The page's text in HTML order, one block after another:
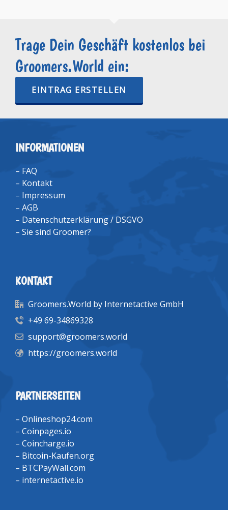
Trage Dein Geschäft kostenlos bei
Groomers.World ein:
EINTRAG ERSTELLEN
INFORMATIONEN
– FAQ
– Kontakt
– Impressum
– AGB
– Datenschutzerklärung / DSGVO
– Sie sind Groomer?
KONTAKT
Groomers.World by Internetactive GmbH
+49 69-34869328
support@groomers.world
https://groomers.world
PARTNERSEITEN
– Onlineshop24.com
– Coinpages.io
– Coincharge.io
– Bitcoin-Kaufen.org
– BTCPayWall.com
– internetactive.io